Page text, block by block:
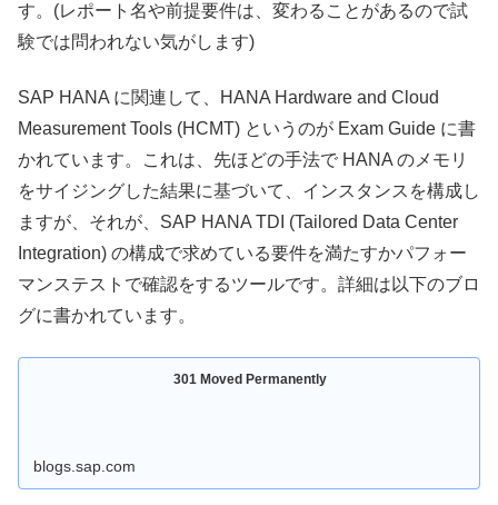
す。(レポート名や前提要件は、変わることがあるので試
験では問われない気がします)
SAP HANA に関連して、HANA Hardware and Cloud
Measurement Tools (HCMT) というのが Exam Guide に書
かれています。これは、先ほどの手法で HANA のメモリ
をサイジングした結果に基づいて、インスタンスを構成し
ますが、それが、SAP HANA TDI (Tailored Data Center
Integration) の構成で求めている要件を満たすかパフォー
マンステストで確認をするツールです。詳細は以下のブロ
グに書かれています。
301 Moved Permanently
blogs.sap.com